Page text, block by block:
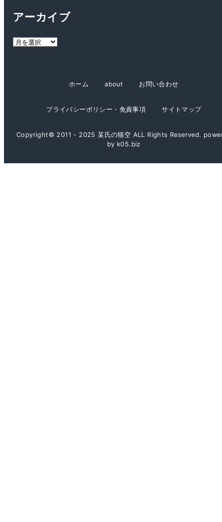
リ
アーカイブ
ア
ホーム about お問い合わせ
プライバシーポリシー・免責事項 サイトマップ
Copyright© 2011 - 2025 某氏の猫空 ALL Rights Reserved.
by k05.biz